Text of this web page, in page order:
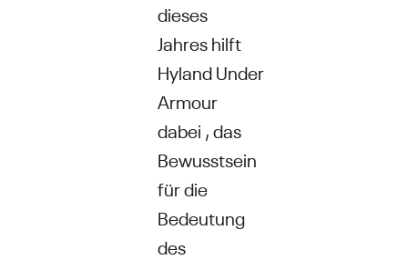
dieses
Jahres hilft
Hyland Under
Armour
dabei , das
Bewusstsein
für die
Bedeutung
des